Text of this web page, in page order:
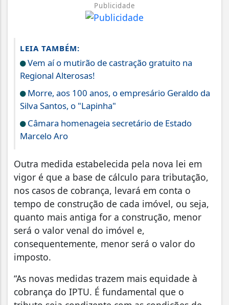
Publicidade
LEIA TAMBÉM:
Vem aí o mutirão de castração gratuito na
Regional Alterosas!
Morre, aos 100 anos, o empresário Geraldo da
Silva Santos, o "Lapinha"
Câmara homenageia secretário de Estado
Marcelo Aro
Outra medida estabelecida pela nova lei em
vigor é que a base de cálculo para tributação,
nos casos de cobrança, levará em conta o
tempo de construção de cada imóvel, ou seja,
quanto mais antiga for a construção, menor
será o valor venal do imóvel e,
consequentemente, menor será o valor do
imposto.
“As novas medidas trazem mais equidade à
cobrança do IPTU. É fundamental que o